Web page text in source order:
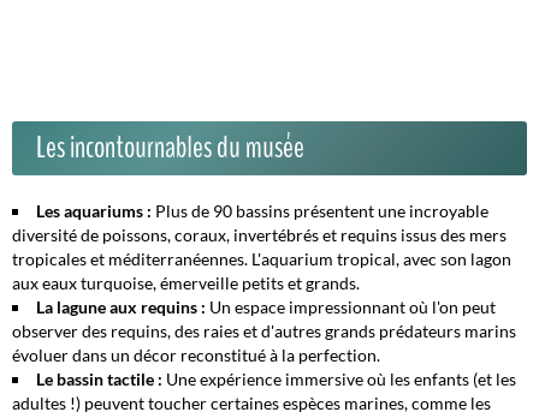
Les incontournables du musée
Les aquariums : Plus de 90 bassins présentent une incroyable
diversité de poissons, coraux, invertébrés et requins issus des mers
tropicales et méditerranéennes. L'aquarium tropical, avec son lagon
aux eaux turquoise, émerveille petits et grands.
La lagune aux requins : Un espace impressionnant où l'on peut
observer des requins, des raies et d'autres grands prédateurs marins
évoluer dans un décor reconstitué à la perfection.
Le bassin tactile : Une expérience immersive où les enfants (et les
adultes !) peuvent toucher certaines espèces marines, comme les